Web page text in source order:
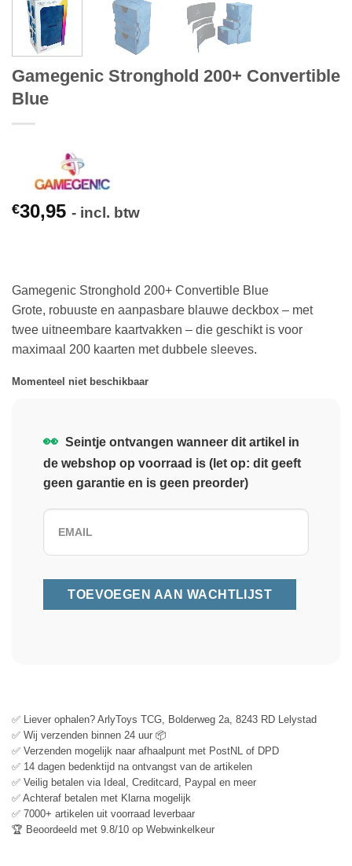
Gamegenic Stronghold 200+ Convertible
Blue
€30,95 - incl. btw
Gamegenic Stronghold 200+ Convertible Blue
Grote, robuuste en aanpasbare blauwe deckbox – met
twee uitneembare kaartvakken – die geschikt is voor
maximaal 200 kaarten met dubbele sleeves.
Momenteel niet beschikbaar
👀 Seintje ontvangen wanneer dit artikel in
de webshop op voorraad is (let op: dit geeft
geen garantie en is geen preorder)
✅ Liever ophalen? ArlyToys TCG, Bolderweg 2a, 8243 RD Lelystad
✅ Wij verzenden binnen 24 uur 📦
✅ Verzenden mogelijk naar afhaalpunt met PostNL of DPD
✅ 14 dagen bedenktijd na ontvangst van de artikelen
✅ Veilig betalen via Ideal, Creditcard, Paypal en meer
✅ Achteraf betalen met Klarna mogelijk
✅ 7000+ artikelen uit voorraad leverbaar
🏆 Beoordeeld met 9.8/10 op Webwinkelkeur